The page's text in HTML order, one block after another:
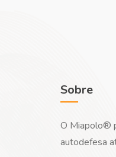
Sobre
O Miapolo®
autodefesa